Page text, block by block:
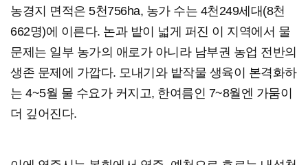
농경지 면적은 5천756ha, 농가 수는 4천249세대(8천
662명)에 이른다. 논과 밭이 넓게 퍼진 이 지역에서 물
문제는 일부 농가의 애로가 아니라 남부권 농업 전반의
생존 문제에 가깝다. 모내기와 밭작물 생육이 본격화하
는 4~5월 물 수요가 커지고, 한여름인 7~8월엔 가뭄이
더 깊어진다.